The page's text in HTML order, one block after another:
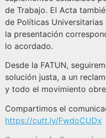
de Trabajo. El Acta
de Políticas
la presentación
lo acordado.
Desde la FATUN,
solución justa, a un
y todo el movimiento
Compartimos el
https://cutt.ly/FwdoCUDx